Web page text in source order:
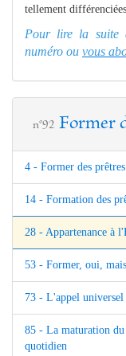
tellement
Pour lire la suite
numéro ou vous
n°92 Former
4 - Former des
14 - Formation des
28 - Appartenance à
53 - Former, oui,
73 - L'appel universel
85 - La maturation
quotidien